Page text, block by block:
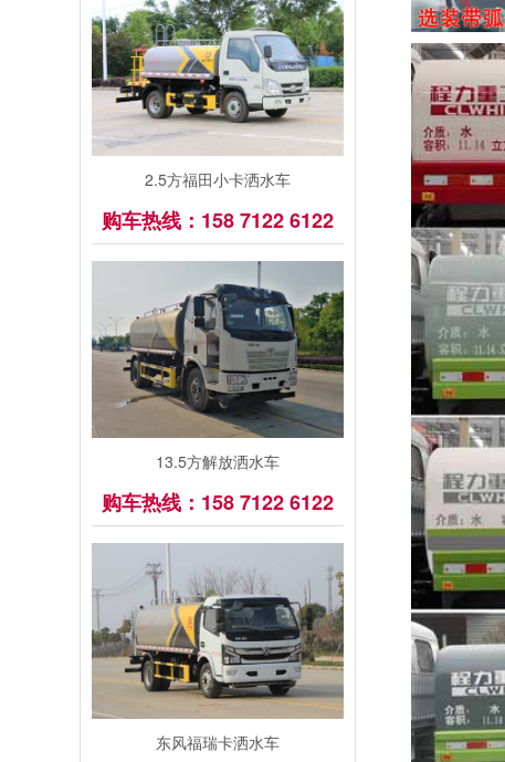
2.5方福田小卡洒水车
购车热线：158 7122 6122
13.5方解放洒水车
购车热线：158 7122 6122
东风福瑞卡洒水车